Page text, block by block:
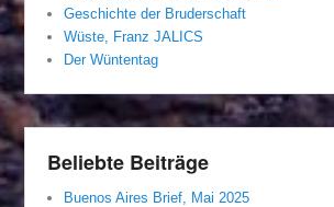
Geschichte der Bruderschaft
Wüste, Franz JALICS
Der Wüntentag
Beliebte Beiträge
Buenos Aires Brief, Mai 2025